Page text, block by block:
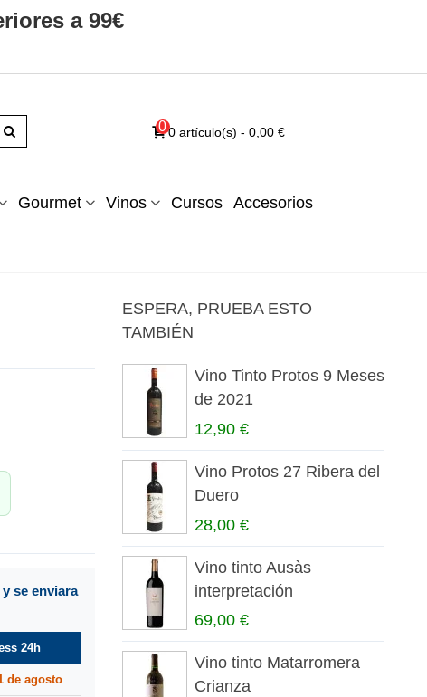
a 99€
00 artículo(s) - 0,00 €
Gourmet Vinos Cursos Accesorios
se enviara
24h
de agosto
ESPERA, PRUEBA ESTO
TAMBIÉN
Vino Tinto Protos 9 Meses
de 2021
12,90 €
Vino Protos 27 Ribera del
Duero
28,00 €
Vino tinto Ausàs
interpretación
69,00 €
Vino tinto Matarromera
Crianza